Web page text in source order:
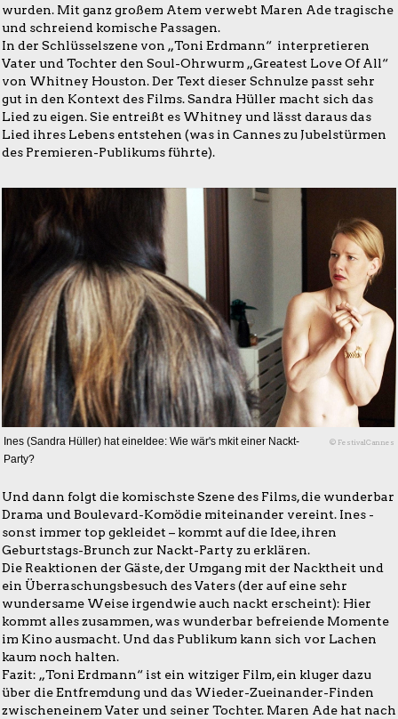
wurden. Mit ganz großem Atem verwebt Maren Ade tragische
und schreiend komische Passagen.
In der Schlüsselszene von „Toni Erdmann“ interpretieren
Vater und Tochter den Soul-Ohrwurm „Greatest Love Of All“
von Whitney Houston. Der Text dieser Schnulze passt sehr
gut in den Kontext des Films. Sandra Hüller macht sich das
Lied zu eigen. Sie entreißt es Whitney und lässt daraus das
Lied ihres Lebens entstehen (was in Cannes zu Jubelstürmen
des Premieren-Publikums führte).
Ines (Sandra Hüller) hat eineIdee: Wie wär's mkit einer Nackt-
Party?
© FestivalCannes
Und dann folgt die komischste Szene des Films, die wunderbar
Drama und Boulevard-Komödie miteinander vereint. Ines -
sonst immer top gekleidet – kommt auf die Idee, ihren
Geburtstags-Brunch zur Nackt-Party zu erklären.
Die Reaktionen der Gäste, der Umgang mit der Nacktheit und
ein Überraschungsbesuch des Vaters (der auf eine sehr
wundersame Weise irgendwie auch nackt erscheint): Hier
kommt alles zusammen, was wunderbar befreiende Momente
im Kino ausmacht. Und das Publikum kann sich vor Lachen
kaum noch halten.
Fazit: „Toni Erdmann“ ist ein witziger Film, ein kluger dazu
über die Entfremdung und das Wieder-Zueinander-Finden
zwischeneinem Vater und seiner Tochter. Maren Ade hat nach